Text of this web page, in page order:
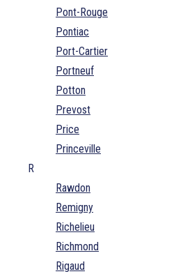
Pont-Rouge
Pontiac
Port-Cartier
Portneuf
Potton
Prevost
Price
Princeville
R
Rawdon
Remigny
Richelieu
Richmond
Rigaud